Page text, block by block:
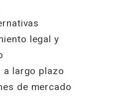
legal y
a largo plazo
de mercado